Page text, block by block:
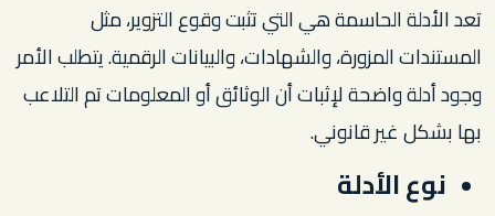
تعد الأدلة الحاسمة هي التي تثبت وقوع التزوير، مثل
المستندات المزورة، والشهادات، والبيانات الرقمية. يتطلب الأمر
وجود أدلة واضحة لإثبات أن الوثائق أو المعلومات تم التلاعب
بها بشكل غير قانوني.
نوع الأدلة